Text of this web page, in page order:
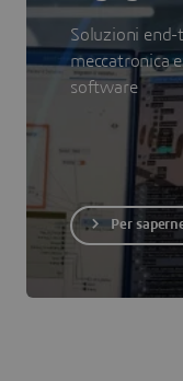
Soluzioni
meccatronica
software
Per